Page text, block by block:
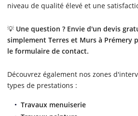
niveau de qualité élevé et une
💡 Une question ? Envie d'un devis
simplement Terres et Murs à Prémery
le formulaire de contact.
Découvrez également nos zones
types de prestations :
Travaux menuiserie